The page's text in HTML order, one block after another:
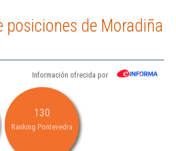
posiciones de Moradiña
Información ofrecida por
130
Ranking Pontevedra